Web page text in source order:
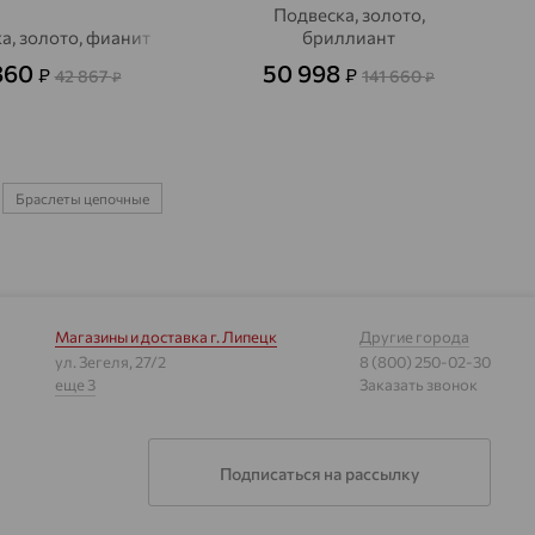
золото, фианит
₽ 42 867₽
Подвеска, золото,
бриллиант
50 998 ₽ 141 660₽
Браслеты цепочные
Магазины и доставка г. Липецк
ул. Зегеля, 27/2
еще 3
Другие города
8 (800) 250-02-30
Заказать звонок
Подписаться на рассылку